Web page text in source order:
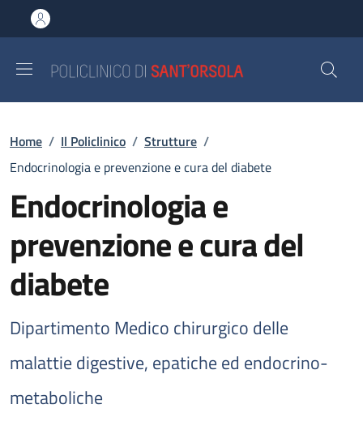
al contenuto principale
to footer content
Briciole di pane
Home / Il Policlinico / Strutture /
Endocrinologia e prevenzione e cura del diabete
Endocrinologia e
prevenzione e cura del
diabete
Dipartimento Medico chirurgico delle
malattie digestive, epatiche ed endocrino-
metaboliche